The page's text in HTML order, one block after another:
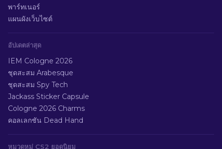
พาร์ทเนอร์
แผนผังเว็บไซต์
อัปเดตล่าสุด
IEM Cologne 2026
ชุดสะสม Arabesque
ชุดสะสม Spy Tech
Jackass Sticker Capsule
Cologne 2026 Charms
คอลเลกชัน Dead Hand
หมวดหมู่ CS2 ยอดนิยม